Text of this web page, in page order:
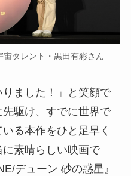
タレント・黒田有彩さん
りました！」と笑顔で
先駆け、すでに世界で
る本作をひと足早く
に素晴らしい映画で
デューン 砂の惑星』